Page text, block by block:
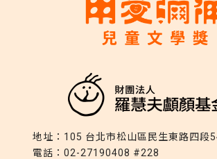
地址： 105 台北市松山區民生東路四段
電話： 02-27190408 #228